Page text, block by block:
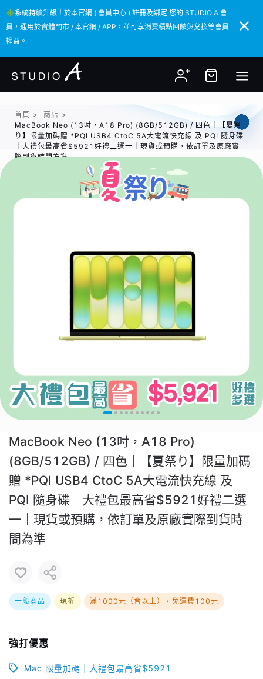
✳️系統持續升級！於本官網 ( 會員中心 ) 註冊及綁定 您的 STUDIO A 會
員，通用於實體門市 / 本官網 / APP，並可享消費積點回饋與兌換等會員
權益。
✳️系統持續升級！於本官網 ( 會員中心 ) 註冊及綁定 您的 STUDIO A 會
員，通用於實體門市 / 本官網 / APP，並可享消費積點回饋與兌換等會員
權益。
首頁 > 商店 >
MacBook Neo (13吋，A18 Pro) (8GB/512GB) / 四色｜【夏祭
り】限量加碼贈 *PQI USB4 CtoC 5A大電流快充線 及 PQI 隨身碟
｜大禮包最高省$5921好禮二選一｜現貨或預購，依訂單及原廠實
際到貨時間為準
MacBook Neo (13吋，A18 Pro)
(8GB/512GB) / 四色｜【夏祭り】限量加碼
贈 *PQI USB4 CtoC 5A大電流快充線 及
PQI 隨身碟｜大禮包最高省$5921好禮二選
一｜現貨或預購，依訂單及原廠實際到貨時
間為準
一般商品 現折 滿1000元（含以上），免運費100元
強打優惠
Mac 限量加碼｜大禮包最高省$5921